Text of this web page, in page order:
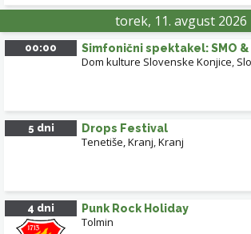
torek, 11. avgust 2026
00:00 Simfonični spektakel: SMO &
Dom kulture Slovenske Konjice,
5 dni Drops Festival
Tenetiše, Kranj,Kranj
4 dni Punk Rock Holiday
Tolmin